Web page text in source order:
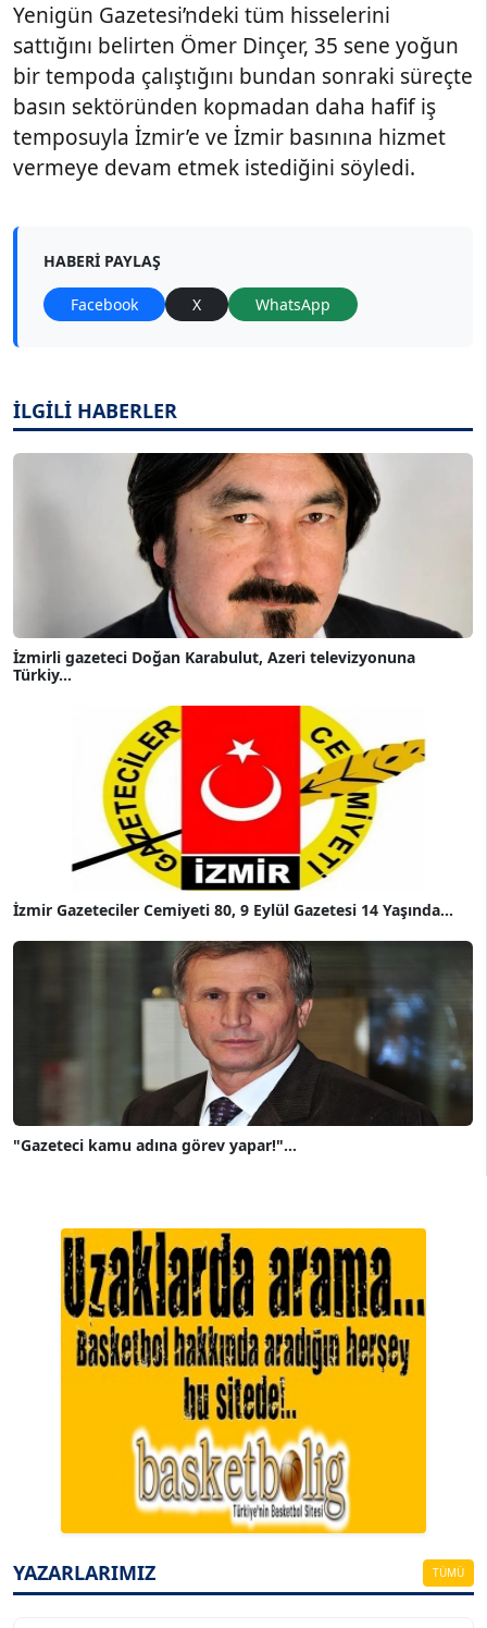
Yenigün Gazetesi’ndeki tüm hisselerini
sattığını belirten Ömer Dinçer, 35 sene yoğun
bir tempoda çalıştığını bundan sonraki süreçte
basın sektöründen kopmadan daha hafif iş
temposuyla İzmir’e ve İzmir basınına hizmet
vermeye devam etmek istediğini söyledi.
HABERI PAYLAŞ
Facebook X WhatsApp
İLGİLİ HABERLER
İzmirli gazeteci Doğan Karabulut, Azeri televizyonuna
Türkiy...
İzmir Gazeteciler Cemiyeti 80, 9 Eylül Gazetesi 14 Yaşında...
"Gazeteci kamu adına görev yapar!"...
YAZARLARIMIZ TÜMÜ
A. BAHRİ VRESKALA
Köşe Yazarı
ESAT ERÇETİNGÖZ
Köşe Yazarı